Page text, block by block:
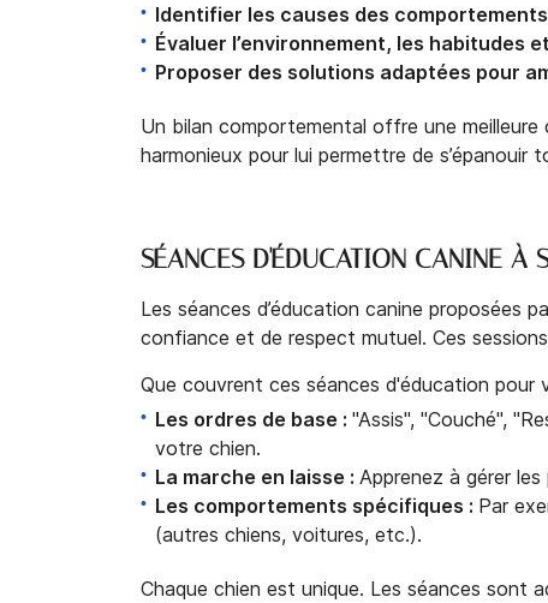
Identifier les causes des
Évaluer l’environnement, les habitudes
Proposer des solutions adaptées pour
Un bilan comportemental offre une meilleure
harmonieux pour lui permettre de
SÉANCES D'ÉDUCATION CANINE À
Les séances d’éducation canine proposées
confiance et de respect mutuel. Ces
Que couvrent ces séances d'éducation pour
Les ordres de base : "Assis", "Couché",
votre chien.
La marche en laisse : Apprenez à gérer
Les comportements spécifiques : Par
(autres chiens, voitures, etc.).
Chaque chien est unique. Les séances